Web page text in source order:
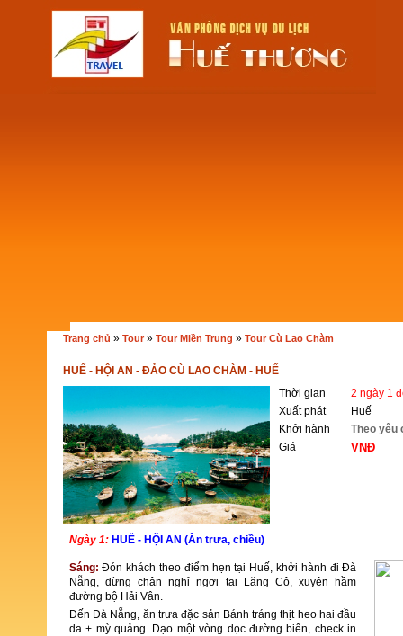
Trang chủ » Tour» Tour Miền Trung » Tour Cù Lao Chàm
HUẾ - HỘI AN - ĐẢO CÙ LAO CHÀM - HUẾ
Thời gian
2 ngày 1
Xuất phát
Huế
Khởi hành
Theo yêu
Giá
VNĐ
Ngày 1: HUẾ - HỘI AN (Ăn trưa, chiều)
Sáng:Đón khách theo điểm hẹn tại Huế, khởi hành đi Đà
Nẵng, dừng chân nghỉ ngơi tại Lăng Cô, xuyên hầm
đường bộ Hải Vân.
Đến Đà Nẵng, ăn trưa đặc sản Bánh tráng thịt heo hai đầu
da + mỳ quảng. Dạo một vòng dọc đường biển, check in